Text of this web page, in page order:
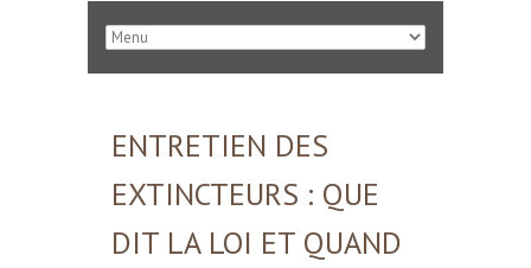
ENTRETIEN DES
EXTINCTEURS : QUE
DIT LA LOI ET QUAND